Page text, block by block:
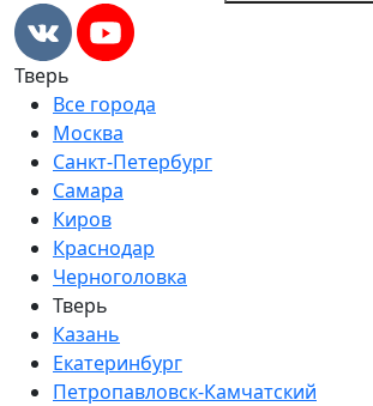
Тверь
Все города
Москва
Санкт-Петербург
Самара
Киров
Краснодар
Черноголовка
Тверь
Казань
Екатеринбург
Петропавловск-Камчатский